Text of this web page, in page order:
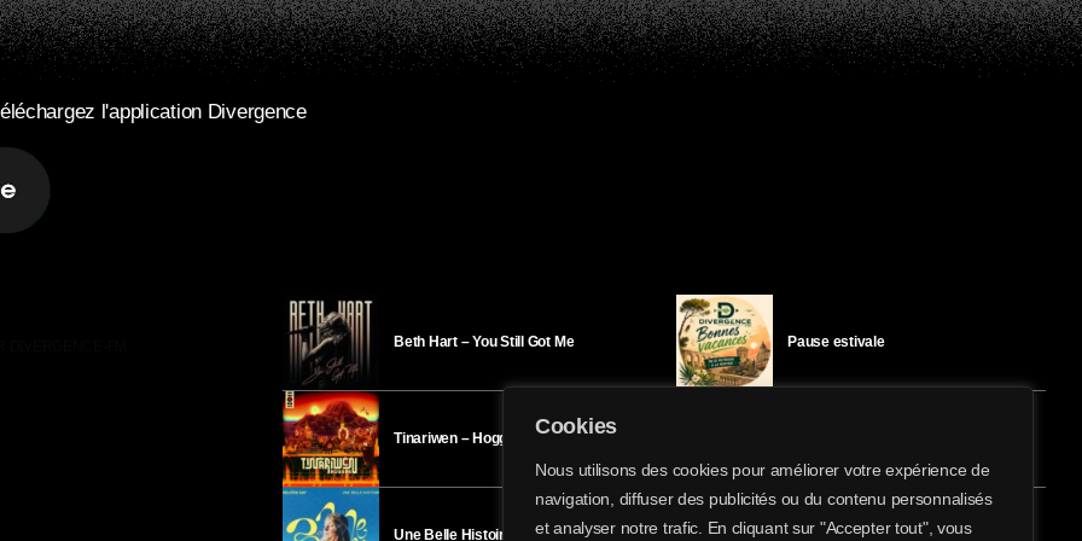
Cookies
Nous utilisons des cookies pour améliorer votre expérience de
navigation, diffuser des publicités ou du contenu personnalisés
et analyser notre trafic. En cliquant sur "Accepter tout", vous
share
email
l'application Divergence
Beth Hart – You Still Got Me
Tinariwen – Hoggar
Une Belle Histoire – Héloïse Bay
Pause estivale
Ici l’Ombre – mardi 28 juillet